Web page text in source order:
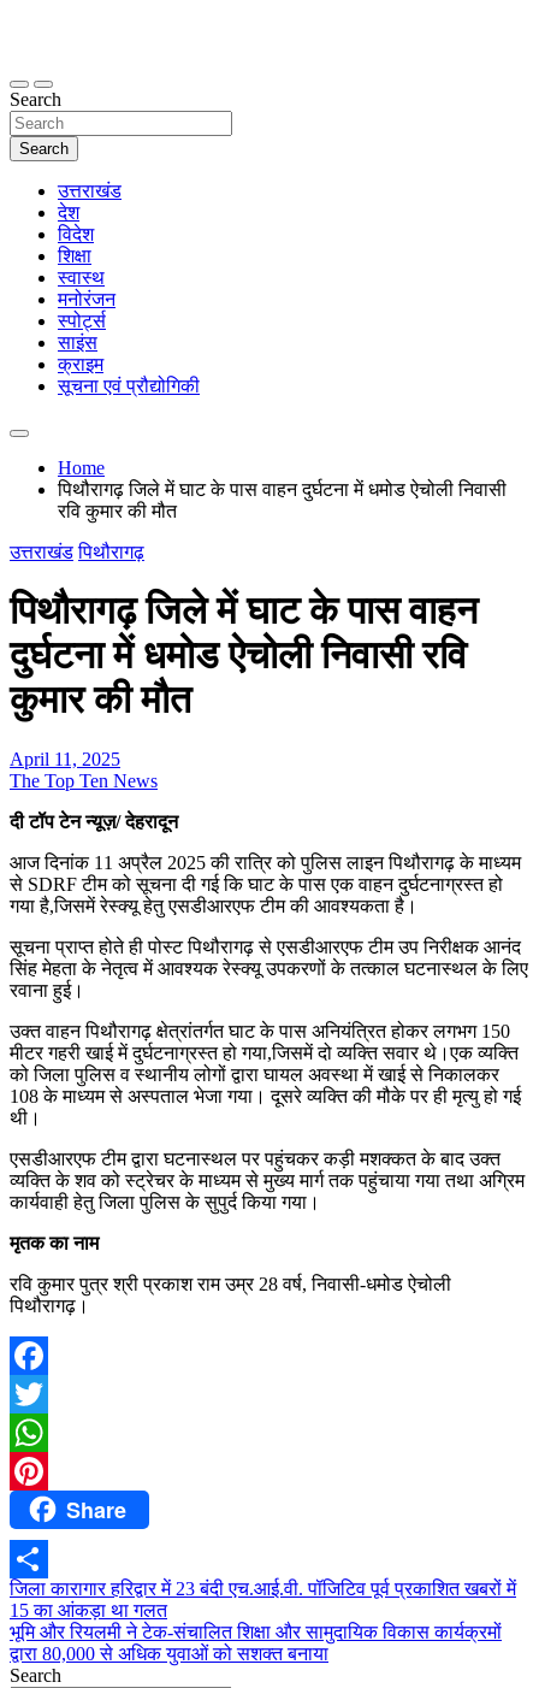
thetoptennews.com
Search
Search
उत्तराखंड
देश
विदेश
शिक्षा
स्वास्थ
मनोरंजन
स्पोर्ट्स
साइंस
क्राइम
सूचना एवं प्रौद्योगिकी
Home
पिथौरागढ़ जिले में घाट के पास वाहन दुर्घटना में धमोड ऐचोली निवासी
रवि कुमार की मौत
उत्तराखंड पिथौरागढ़
पिथौरागढ़ जिले में घाट के पास वाहन
दुर्घटना में धमोड ऐचोली निवासी रवि
कुमार की मौत
April 11, 2025
The Top Ten News
दी टॉप टेन न्यूज़/ देहरादून
आज दिनांक 11 अप्रैल 2025 की रात्रि को पुलिस लाइन पिथौरागढ़ के माध्यम
से SDRF टीम को सूचना दी गई कि घाट के पास एक वाहन दुर्घटनाग्रस्त हो
गया है,जिसमें रेस्क्यू हेतु एसडीआरएफ टीम की आवश्यकता है।
सूचना प्राप्त होते ही पोस्ट पिथौरागढ़ से एसडीआरएफ टीम उप निरीक्षक आनंद
सिंह मेहता के नेतृत्व में आवश्यक रेस्क्यू उपकरणों के तत्काल घटनास्थल के लिए
रवाना हुई।
उक्त वाहन पिथौरागढ़ क्षेत्रांतर्गत घाट के पास अनियंत्रित होकर लगभग 150
मीटर गहरी खाई में दुर्घटनाग्रस्त हो गया,जिसमें दो व्यक्ति सवार थे।एक व्यक्ति
को जिला पुलिस व स्थानीय लोगों द्वारा घायल अवस्था में खाई से निकालकर
108 के माध्यम से अस्पताल भेजा गया। दूसरे व्यक्ति की मौके पर ही मृत्यु हो गई
थी।
एसडीआरएफ टीम द्वारा घटनास्थल पर पहुंचकर कड़ी मशक्कत के बाद उक्त
व्यक्ति के शव को स्ट्रेचर के माध्यम से मुख्य मार्ग तक पहुंचाया गया तथा अग्रिम
कार्यवाही हेतु जिला पुलिस के सुपुर्द किया गया।
मृतक का नाम
रवि कुमार पुत्र श्री प्रकाश राम उम्र 28 वर्ष, निवासी-धमोड ऐचोली
पिथौरागढ़।
Facebook
Twitter
WhatsApp
PinterestShare
Share
Post
navigation
जिला कारागार हरिद्वार में 23 बंदी एच.आई.वी. पॉजिटिव पूर्व प्रकाशित खबरों में
15 का आंकड़ा था गलत
भूमि और रियलमी ने टेक-संचालित शिक्षा और सामुदायिक विकास कार्यक्रमों
द्वारा 80,000 से अधिक युवाओं को सशक्त बनाया
Search